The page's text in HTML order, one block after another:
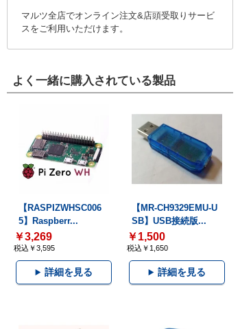
マルツ全店でオンライン注文&店頭受取りサービ
スをご利用いただけます。
よく一緒に購入されている製品
【RASPIZWHSC006
5】Raspberr...
￥3,269
税込￥3,595
詳細を見る
【MR-CH9329EMU-U
SB】USB接続版...
￥1,500
税込￥1,650
詳細を見る